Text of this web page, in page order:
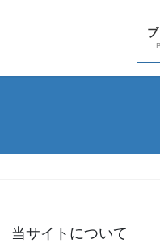
当サイトについて